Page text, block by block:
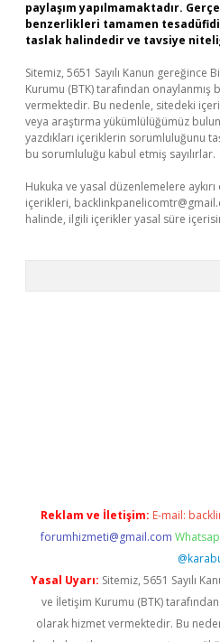
paylaşım yapılmamaktadır.
benzerlikleri tamamen
taslak halindedir ve tavsiye
Sitemiz, 5651 Sayılı Kanun gereğince
Kurumu (BTK) tarafından onaylanmış
vermektedir. Bu nedenle, sitedeki
veya araştırma yükümlülüğümüz
yazdıkları içeriklerin sorumluluğunu
bu sorumluluğu kabul etmiş sayılırlar.
Hukuka ve yasal düzenlemelere
içerikleri,
halinde, ilgili içerikler yasal süre
Reklam ve İletişim: E-mail:
forumhizmeti@gmail.com
Yasal Uyarı: Sitemiz, 5651 Sayılı
ve İletişim Kurumu (BTK)
olarak hizmet vermektedir. Bu